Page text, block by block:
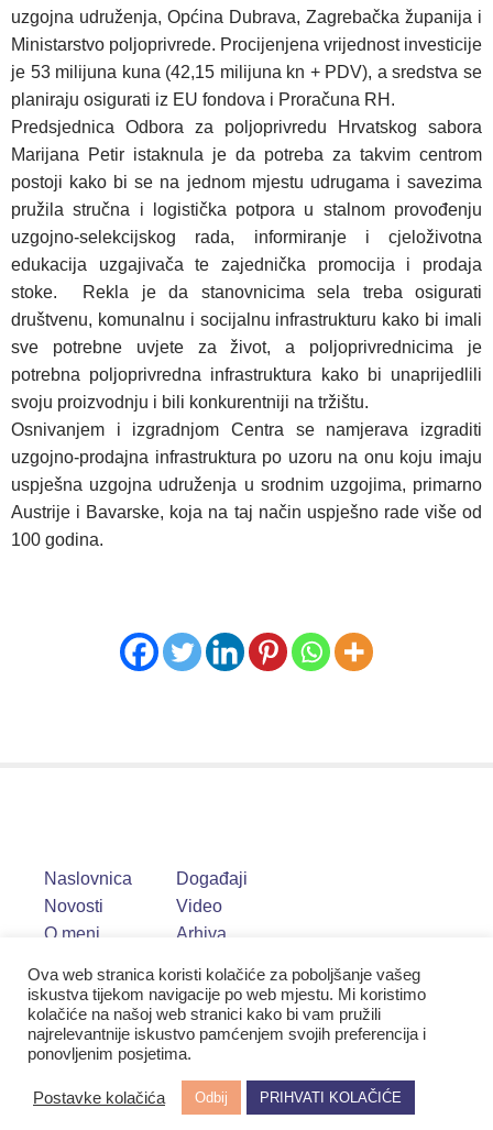
uzgojna udruženja, Općina Dubrava, Zagrebačka županija i
Ministarstvo poljoprivrede. Procijenjena vrijednost investicije
je 53 milijuna kuna (42,15 milijuna kn + PDV), a sredstva se
planiraju osigurati iz EU fondova i Proračuna RH.
Predsjednica Odbora za poljoprivredu Hrvatskog sabora
Marijana Petir istaknula je da potreba za takvim centrom
postoji kako bi se na jednom mjestu udrugama i savezima
pružila stručna i logistička potpora u stalnom provođenju
uzgojno-selekcijskog rada, informiranje i cjeloživotna
edukacija uzgajivača te zajednička promocija i prodaja
stoke.
Rekla je da stanovnicima sela treba osigurati
društvenu, komunalnu i socijalnu infrastrukturu kako bi imali
sve potrebne uvjete za život, a poljoprivrednicima je
potrebna poljoprivredna infrastruktura kako bi unaprijedlili
svoju proizvodnju i bili konkurentniji na tržištu.
Osnivanjem i izgradnjom Centra se namjerava izgraditi
uzgojno-prodajna infrastruktura po uzoru na onu koju imaju
uspješna uzgojna udruženja u srodnim uzgojima, primarno
Austrije i Bavarske, koja na taj način uspješno rade više od
100 godina.
Naslovnica
Novosti
O meni
Događaji
Video
Arhiva
Ova web stranica koristi kolačiće za poboljšanje vašeg
iskustva tijekom navigacije po web mjestu. Mi koristimo
kolačiće na našoj web stranici kako bi vam pružili
najrelevantnije iskustvo pamćenjem svojih preferencija i
ponovljenim posjetima.
Postavke kolačića Odbij PRIHVATI KOLAČIĆE